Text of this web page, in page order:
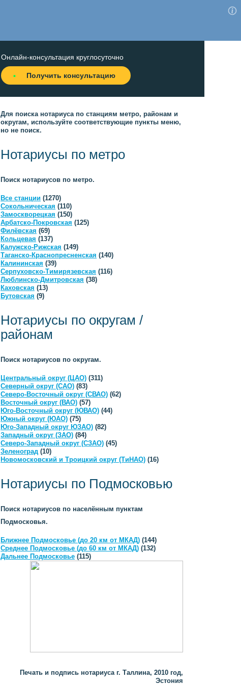
Онлайн-консультация круглосуточно
Получить консультацию
Для поиска нотариуса по станциям метро, районам и
округам, используйте соответствующие пункты меню,
но не поиск.
Нотариусы по метро
Поиск нотариусов по метро.
Все станции (1270)
Сокольническая (110)
Замоскворецкая (150)
Арбатско-Покровская (125)
Филёвская (69)
Кольцевая (137)
Калужско-Рижская (149)
Таганско-Краснопресненская (140)
Калининская (39)
Серпуховско-Тимирязевская (116)
Люблинско-Дмитровская (38)
Каховская (13)
Бутовская (9)
Нотариусы по округам /
районам
Поиск нотариусов по округам.
Центральный округ (ЦАО) (311)
Северный округ (САО) (83)
Северо-Восточный округ (СВАО) (62)
Восточный округ (ВАО) (57)
Юго-Восточный округ (ЮВАО) (44)
Южный округ (ЮАО) (75)
Юго-Западный округ ЮЗАО) (82)
Западный округ (ЗАО) (84)
Северо-Западный округ (СЗАО) (45)
Зеленоград (10)
Новомосковский и Троицкий округ (ТиНАО) (16)
Нотариусы по Подмосковью
Поиск нотариусов по населённым пунктам
Подмосковья.
Ближнее Подмосковье (до 20 км от МКАД) (144)
Среднее Подмосковье (до 60 км от МКАД) (132)
Дальнее Подмосковье (115)
Печать и подпись нотариуса г. Таллина, 2010 год,
Эстония